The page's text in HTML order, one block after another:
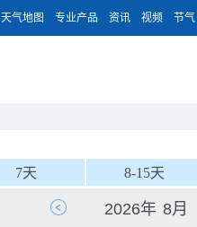
天气地图 专业产品 资讯 视频 节气
7天 8-15天